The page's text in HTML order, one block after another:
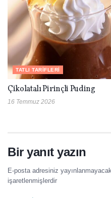
TATLI TARIFLERI
Çikolatalı Pirinçli Puding
16 Temmuz 2026
Bir yanıt yazın
E-posta adresiniz yayınlanmayacak.
işaretlenmişlerdir